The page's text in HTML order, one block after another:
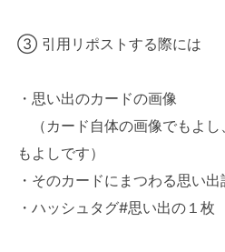
③ 引用リポストする際には
・思い出のカードの画像
（カード自体の画像でもよし
もよしです）
・そのカードにまつわる思い出
・ハッシュタグ#思い出の１枚